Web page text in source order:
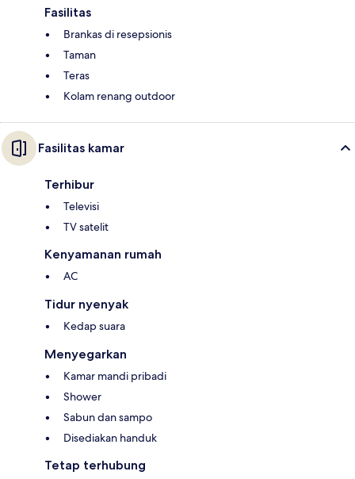
Fasilitas
Brankas di resepsionis
Taman
Teras
Kolam renang outdoor
Fasilitas kamar
Terhibur
Televisi
TV satelit
Kenyamanan rumah
AC
Tidur nyenyak
Kedap suara
Menyegarkan
Kamar mandi pribadi
Shower
Sabun dan sampo
Disediakan handuk
Tetap terhubung